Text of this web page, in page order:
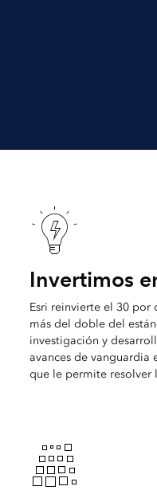
Invertimos
Esri reinvierte el 30 por
más del doble del
investigación y
avances de
que le permite resolver